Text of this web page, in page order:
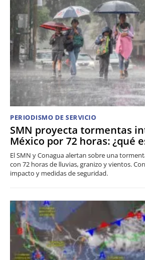
PERIODISMO DE SERVICIO
SMN proyecta tormentas
México por 72 horas: ¿qué
El SMN y Conagua alertan sobre una
con 72 horas de lluvias, granizo y vientos.
impacto y medidas de seguridad.